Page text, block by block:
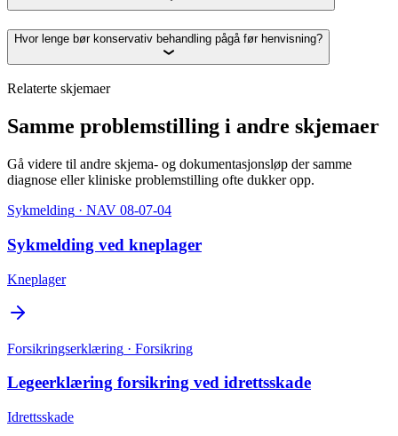
Hvor lenge bør konservativ behandling pågå før henvisning?
Relaterte skjemaer
Samme problemstilling i andre skjemaer
Gå videre til andre skjema- og dokumentasjonsløp der samme
diagnose eller kliniske problemstilling ofte dukker opp.
Sykmelding · NAV 08-07-04
Sykmelding ved kneplager
Kneplager
Forsikringserklæring · Forsikring
Legeerklæring forsikring ved idrettsskade
Idrettsskade